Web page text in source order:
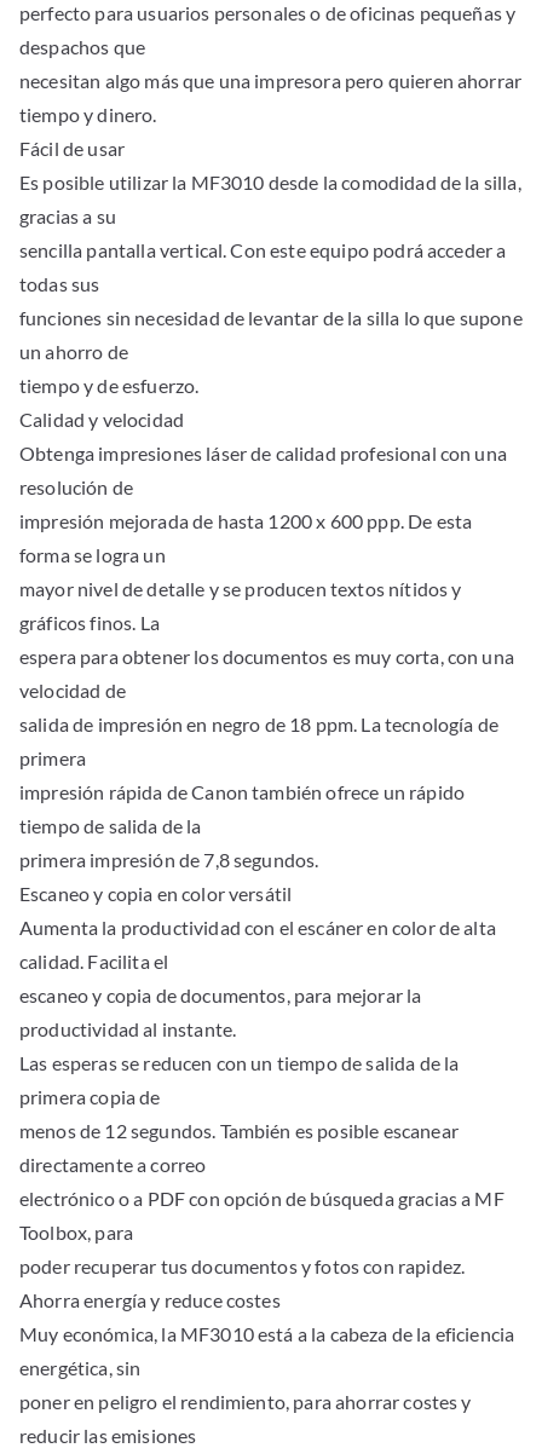
perfecto para usuarios personales o de oficinas pequeñas y
despachos que
necesitan algo más que una impresora pero quieren ahorrar
tiempo y dinero.
Fácil de usar
Es posible utilizar la MF3010 desde la comodidad de la silla,
gracias a su
sencilla pantalla vertical. Con este equipo podrá acceder a
todas sus
funciones sin necesidad de levantar de la silla lo que supone
un ahorro de
tiempo y de esfuerzo.
Calidad y velocidad
Obtenga impresiones láser de calidad profesional con una
resolución de
impresión mejorada de hasta 1200 x 600 ppp. De esta
forma se logra un
mayor nivel de detalle y se producen textos nítidos y
gráficos finos. La
espera para obtener los documentos es muy corta, con una
velocidad de
salida de impresión en negro de 18 ppm. La tecnología de
primera
impresión rápida de Canon también ofrece un rápido
tiempo de salida de la
primera impresión de 7,8 segundos.
Escaneo y copia en color versátil
Aumenta la productividad con el escáner en color de alta
calidad. Facilita el
escaneo y copia de documentos, para mejorar la
productividad al instante.
Las esperas se reducen con un tiempo de salida de la
primera copia de
menos de 12 segundos. También es posible escanear
directamente a correo
electrónico o a PDF con opción de búsqueda gracias a MF
Toolbox, para
poder recuperar tus documentos y fotos con rapidez.
Ahorra energía y reduce costes
Muy económica, la MF3010 está a la cabeza de la eficiencia
energética, sin
poner en peligro el rendimiento, para ahorrar costes y
reducir las emisiones